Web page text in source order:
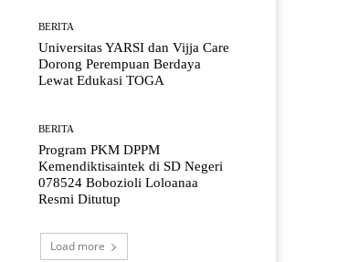
BERITA
Universitas YARSI dan Vijja Care
Dorong Perempuan Berdaya
Lewat Edukasi TOGA
BERITA
Program PKM DPPM
Kemendiktisaintek di SD Negeri
078524 Bobozioli Loloanaa
Resmi Ditutup
Load more